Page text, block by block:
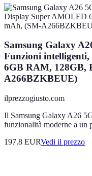
Samsung Galaxy
Funzioni
6GB RAM, 128GB,
A266BZKBEUE)
ilprezzogiusto.com
Il Samsung Galaxy A26
funzionalità moderne a un
197.8 EURVedi il prezzo